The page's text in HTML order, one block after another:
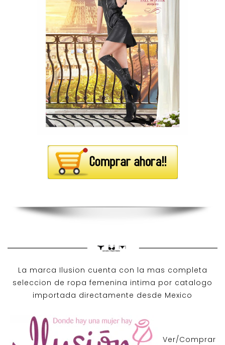
La marca Ilusion cuenta con la mas completa
seleccion de ropa femenina intima por catalogo
importada directamente desde Mexico
Ver/Comprar